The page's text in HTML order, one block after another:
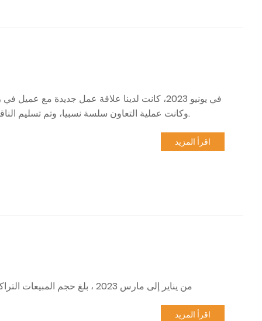
في يونيو 2023، كانت لدينا علاقة عمل جديدة
وكانت عملية التعاون سلسة نسبيا، وتم تسليم الناقلة الكهربائية بنجاح إلى الطرف الآخر عن طريق النقل بالسكك الحديدية.
اقرأ المزيد
من يناير إلى مارس 2023 ، بلغ حجم المبيعات التراكمية لمركبات لوجستية الطاقة الجديدة في الصين ما يقرب من 36500
اقرأ المزيد